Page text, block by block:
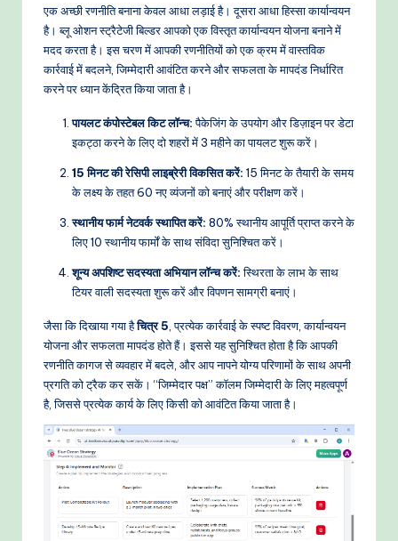
एक अच्छी रणनीति बनाना केवल आधा लड़ाई है। दूसरा आधा हिस्सा कार्यान्वयन
है। ब्लू ओशन स्ट्रैटेजी बिल्डर आपको एक विस्तृत कार्यान्वयन योजना बनाने में
मदद करता है। इस चरण में आपकी रणनीतियों को एक क्रम में वास्तविक
कार्रवाई में बदलने, जिम्मेदारी आवंटित करने और सफलता के मापदंड निर्धारित
करने पर ध्यान केंद्रित किया जाता है।
पायलट कंपोस्टेबल किट लॉन्च:पैकेजिंग के उपयोग और डिज़ाइन पर डेटा
इकट्ठा करने के लिए दो शहरों में 3 महीने का पायलट शुरू करें।
15 मिनट की रेसिपी लाइब्रेरी विकसित करें: 15 मिनट के तैयारी के समय
के लक्ष्य के तहत 60 नए व्यंजनों को बनाएं और परीक्षण करें।
स्थानीय फार्म नेटवर्क स्थापित करें: 80% स्थानीय आपूर्ति प्राप्त करने के
लिए 10 स्थानीय फार्मों के साथ संविदा सुनिश्चित करें।
शून्य अपशिष्ट सदस्यता अभियान लॉन्च करें:स्थिरता के लाभ के साथ
टियर वाली सदस्यता शुरू करें और विपणन सामग्री बनाएं।
जैसा कि दिखाया गया हैचित्र 5 , प्रत्येक कार्रवाई के स्पष्ट विवरण, कार्यान्वयन
योजना और सफलता मापदंड होते हैं। इससे यह सुनिश्चित होता है कि आपकी
रणनीति कागज से व्यवहार में बदले, और आप नापने योग्य परिणामों के साथ अपनी
प्रगति को ट्रैक कर सकें। “जिम्मेदार पक्ष” कॉलम जिम्मेदारी के लिए महत्वपूर्ण
है, जिससे प्रत्येक कार्य के लिए किसी को आवंटित किया जाता है।